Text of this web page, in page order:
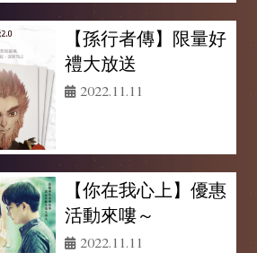
【孫行者傳】限量好
禮大放送
2022.11.11
【你在我心上】優惠
活動來嘍～
2022.11.11